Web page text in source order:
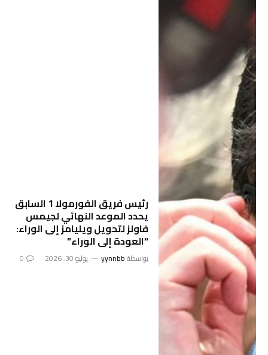
رئيس فريق الفورمولا 1 السابق
يحدد الموعد النهائي لجيمس
فاولز لتحويل ويليامز إلى الوراء:
“العودة إلى الوراء”
بواسطةyynnbb يوليو 30, 2026 0